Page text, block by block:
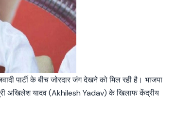
पार्टी के बीच जोरदार जंग देखने को मिल रही है। भाजपा
अखिलेश यादव (Akhilesh Yadav) के खिलाफ केंद्रीय